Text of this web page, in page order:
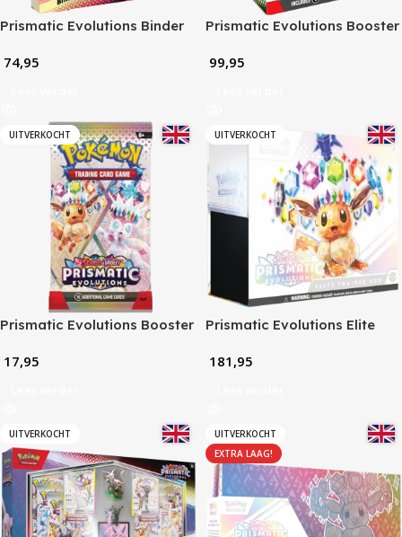
Prismatic Evolutions Binder
74,95
Prismatic Evolutions Booster
99,95
UITVERKOCHT
Prismatic Evolutions Booster
17,95
UITVERKOCHT
Prismatic Evolutions Elite
181,95
UITVERKOCHT
UITVERKOCHT
EXTRA LAAG!